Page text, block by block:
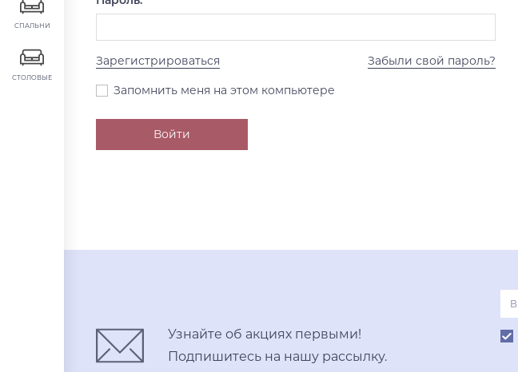
СПАЛЬНИ
СТОЛОВЫЕ
Зарегистрироваться Забыли свой пароль?
Запомнить меня на этом компьютере
Узнайте об акциях первыми!
Подпишитесь на нашу рассылку.